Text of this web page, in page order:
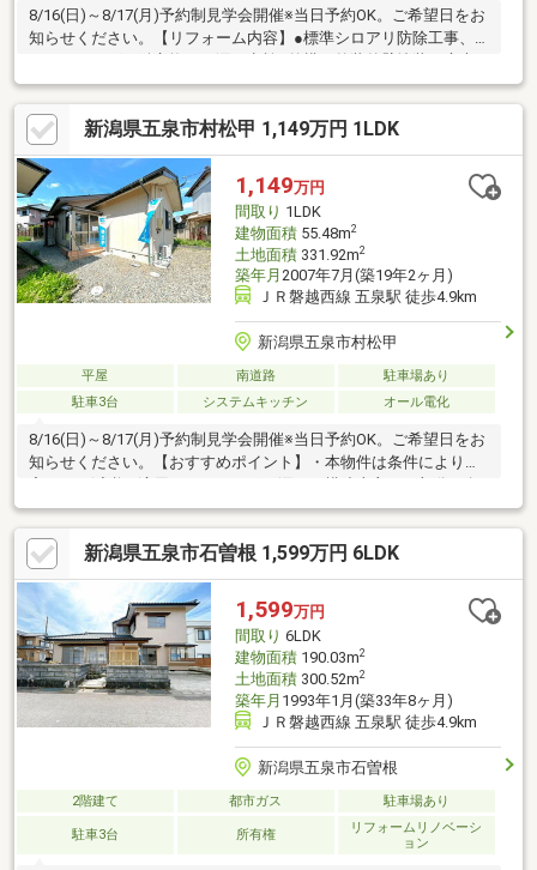
8/16(日)～8/17(月)予約制見学会開催※当日予約OK。ご希望日をお
知らせください。【リフォーム内容】●標準シロアリ防除工事、
クリーニング、鍵交換、雨漏り点検●外構・外装外壁塗装、庭木
伐採、砂利敷き●水回りシステムキッチン新品交換●内装畳新品交
換、障子・襖張替え●その他設備給湯器交換【おすすめポイン
ト】・本物件は条件により住宅ローン減税が適用されます。・雨
漏り、構造上主要な部分の欠陥や・腐食、給排水管の故障や漏水
についてお引渡しより２年間保証・シロアリ防除工事施工後5年間
保証・お客様に合わせたローンの組み方や金融
新潟県五泉市村松甲 1,149万円 1LDK
1,149万円
間取り 1LDK
建物面積55.48m2
土地面積331.92m2
築年月 2007年7月(築19年2ヶ月)
ＪＲ磐越西線 五泉駅 徒歩4.9km
新潟県五泉市村松甲
平屋 南道路
駐車場あり
駐車3台
システムキッチン オール電化
8/16(日)～8/17(月)予約制見学会開催※当日予約OK。ご希望日をお
知らせください。【おすすめポイント】・本物件は条件により住
陥や・腐食、給排水管の故障や漏水についてお引渡しより２年間
保証・シロアリ防除工事施工後5年間保証・お客様に合わせたロー
ンの組み方や金融機関をご提案。住宅ローンが初めての方でもお
気軽にご相談ください【周辺施設】・五泉市立村松愛宕小学校
1300ｍ（徒歩17分）・五泉市立村松桜中学校1900ｍ（徒歩24
分）・セブン-イレブン 五泉石曽根店様1300ｍ（徒歩17分）
新潟県五泉市石曽根 1,599万円 6LDK
1,599万円
間取り 6LDK
建物面積190.03m2
土地面積300.52m2
築年月 1993年1月(築33年8ヶ月)
ＪＲ磐越西線 五泉駅 徒歩4.9km
新潟県五泉市石曽根
2階建て 都市ガス 駐車場あり
駐車3台 所有権
リフォームリノベーシ
ョン